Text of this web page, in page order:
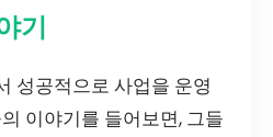
기
성공적으로 사업을 운영
이야기를 들어보면, 그들